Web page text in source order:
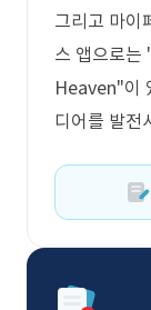
그리고 마이
스 앱으로
Heaven"이
디어를 발전